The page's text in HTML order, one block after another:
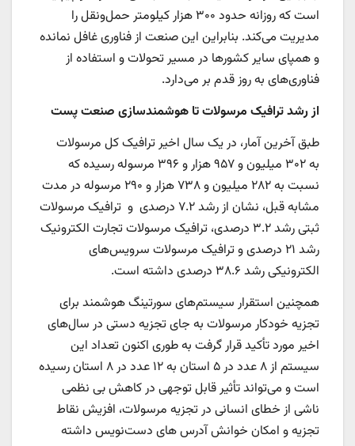
است که روزانه حدود ۳۰۰ هزار کیلومتر حمل‌ونقل را
مدیریت می‌کند. بنابراین این صنعت از فناوری غافل نمانده
و همپای سایر کشورها در مسیر تحولات و استفاده از
فناوری‌های به روز قدم بر می‌دارد.
از رشد ترافیک مرسولات تا هوشمندسازی صنعت پست
طبق آخرین آمار، در یک سال اخیر ترافیک کل مرسولات
به ۳۰۲ میلیون و ۹۵۷ هزار و ۳۹۶ مرسوله رسیده که
نسبت به ۲۸۲ میلیون و ۷۳۸ هزار و ۲۹۰ مرسوله در مدت
مشابه قبل، نشان از رشد ۷.۲ درصدی و ترافیک مرسولات
ثبتی رشد ۳.۲ درصدی، ترافیک مرسولات تجارت الکترونیک
رشد ۲۱ درصدی و ترافیک مرسولات سرویس‌های
الکترونیکی رشد ۳۸.۶ درصدی داشته است.
همچنین استقرار سیستم‌های سورتینگ هوشمند برای
تجزیه خودکار مرسولات به جای تجزیه دستی در سال‌های
اخیر مورد تأکید قرار گرفت به طوری اکنون تعداد این
سیستم از ۸ عدد در ۵ استان به ۱۲ عدد در ۸ استان رسیده
است و می‌تواند تأثیر قابل توجهی در کاهش بی نظمی
ناشی از خطای انسانی در تجزیه مرسولات، افزیش نقاط
تجزیه و امکان خوانش آدرس های دست‌نویس داشته